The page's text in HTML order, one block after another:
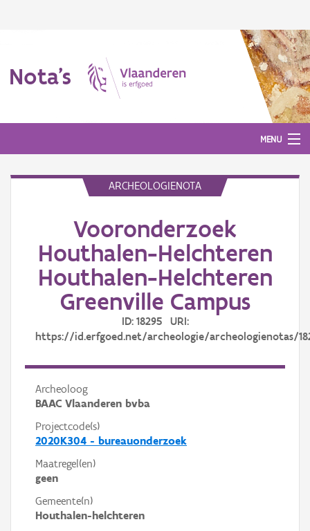
Nota's
MENU
ARCHEOLOGIENOTA
Vooronderzoek
Houthalen-Helchteren
Houthalen-Helchteren
Greenville Campus
ID: 18295 URI:
https://id.erfgoed.net/archeologie/archeologienotas/
Archeoloog
BAAC Vlaanderen bvba
Projectcode(s)
2020K304 - bureauonderzoek
Maatregel(en)
geen
Gemeente(n)
Houthalen-helchteren